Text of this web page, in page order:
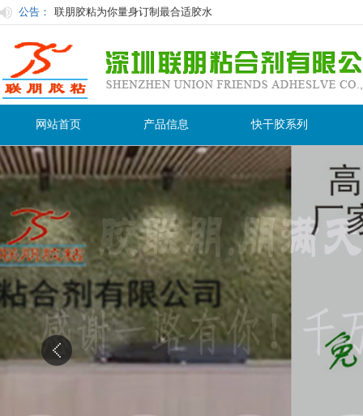
公告： 联朋胶粘为你量身订制最合适胶水
快干胶有时白化原因及防止措施：
使用胶粘剂在粘接过程中的注意事项
用过后的胶水怎么保存才不会在保质期内变干变质？
网站首页 产品信息 快干胶系列